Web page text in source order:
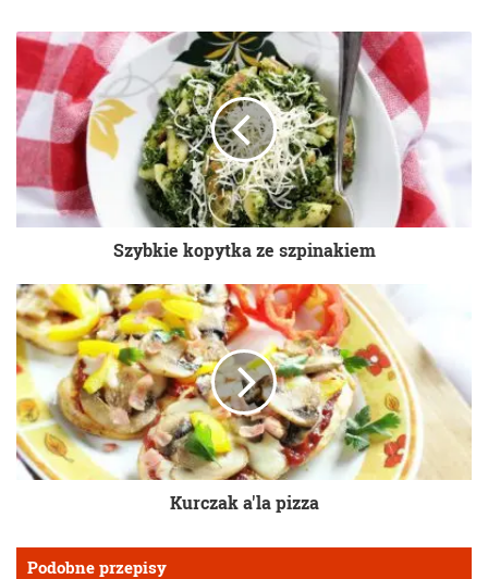
Szybkie kopytka ze szpinakiem
Kurczak a'la pizza
Podobne przepisy